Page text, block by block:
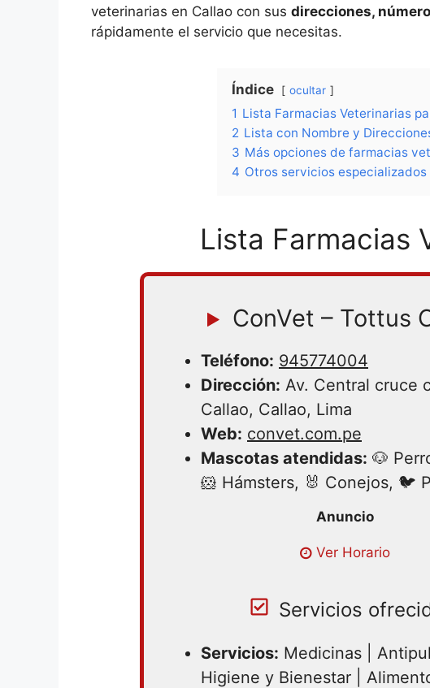
veterinarias en Callao con sus direcciones,
rápidamente el servicio que necesitas.
Índice ocultar
1 Lista Farmacias Veterinarias
2 Lista con Nombre y
3 Más opciones de farmacias
4 Otros servicios
Lista Farmacias
ConVet – Tottus
Teléfono: 945774004
Dirección: Av. Central cruce
Callao, Callao, Lima
Web: convet.com.pe
Mascotas atendidas: 🐶
🐹 Hámsters, 🐰 Conejos, 🐦
Lunes 08:00 – 18:30 | Martes 08:00 –
Ver Horario
Servicios
Servicios: Medicinas |
Higiene y Bienestar |